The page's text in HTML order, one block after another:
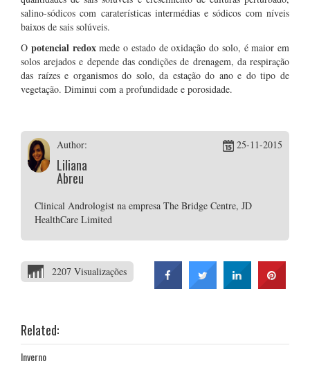
salino-sódicos com caraterísticas intermédias e sódicos com níveis
baixos de sais solúveis.
O potencial redoxmede o estado de oxidação do solo, é maior em
solos arejados e depende das condições de drenagem, da respiração
das raízes e organismos do solo, da estação do ano e do tipo de
vegetação. Diminui com a profundidade e porosidade.
Author:
Liliana
Abreu
25-11-2015
Clinical Andrologist na empresa The Bridge Centre, JD
HealthCare Limited
2207 Visualizações
Related:
Inverno